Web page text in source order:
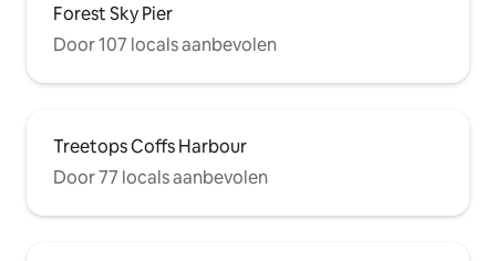
Forest Sky Pier
Door 107 locals aanbevolen
Treetops Coffs Harbour
Door 77 locals aanbevolen